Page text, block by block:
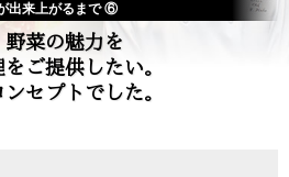
出来上がるまで ⑥
菜の魅力を
ご提供したい。
セプトでした。